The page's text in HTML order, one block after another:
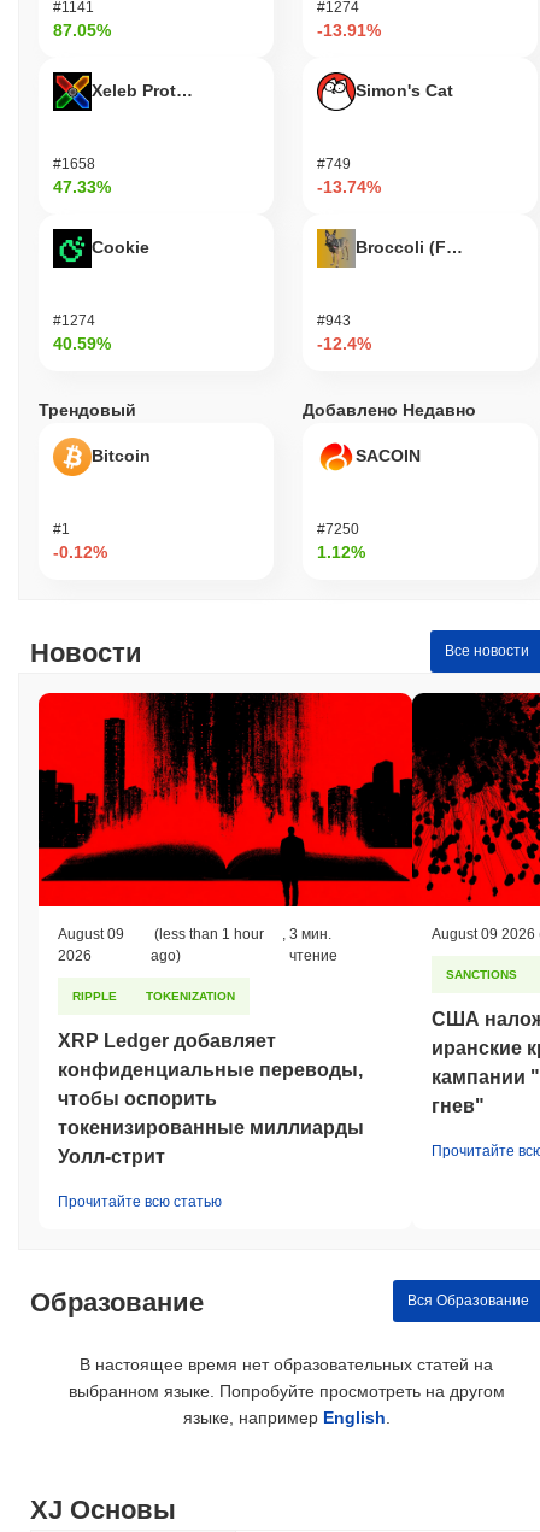
#1141
87.05%
Xeleb Protocol
#1658
47.33%
Cookie
#1274
40.59%
#1274
-13.91%
Simon's Cat
#749
-13.74%
Broccoli
#943
-12.4%
Трендовый
Bitcoin
#1
-0.12%
Добавлено Недавно
SACOIN
#7250
1.12%
Новости Все новости
August 09
2026
(less than 1 hour
ago)
,3 мин.
чтение
RIPPLE TOKENIZATION
XRP Ledger добавляет
конфиденциальные переводы,
чтобы оспорить
токенизированные миллиарды
Уолл-стрит
Прочитайте всю статью
August 09 2026
SANCTIONS
США
иранские
кампании
гнев"
Прочитайте
Образование Вся Образование
В настоящее время нет образовательных статей на
выбранном языке. Попробуйте просмотреть на другом
языке, например English
XJ Основы